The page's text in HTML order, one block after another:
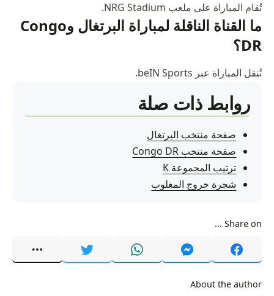
تُقام المباراة على ملعب NRG Stadium.
ما القناة الناقلة لمباراة البرتغال وCongo
DR؟
تُنقل المباراة عبر beIN Sports.
روابط ذات صلة
صفحة منتخب البرتغال
صفحة منتخب Congo DR
ترتيب المجموعة K
شجرة خروج المغلوب
Share on ...
About the author